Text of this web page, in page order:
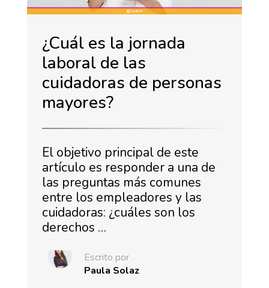
¿Cuál es la jornada
laboral de las
cuidadoras de personas
mayores?
El objetivo principal de este
artículo es responder a una de
las preguntas más comunes
entre los empleadores y las
cuidadoras: ¿cuáles son los
derechos …
Escrito por
Paula Solaz